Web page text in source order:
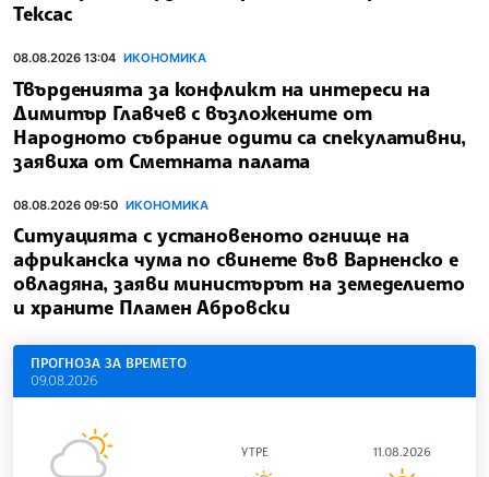
Тексас
08.08.2026 13:04 ИКОНОМИКА
Твърденията за конфликт на интереси на
Димитър Главчев с възложените от
Народното събрание одити са спекулативни,
заявиха от Сметната палата
08.08.2026 09:50 ИКОНОМИКА
Ситуацията с установеното огнище на
африканска чума по свинете във Варненско е
овладяна, заяви министърът на земеделието
и храните Пламен Абровски
ПРОГНОЗА ЗА ВРЕМЕТО
09.08.2026
УТРЕ 11.08.2026